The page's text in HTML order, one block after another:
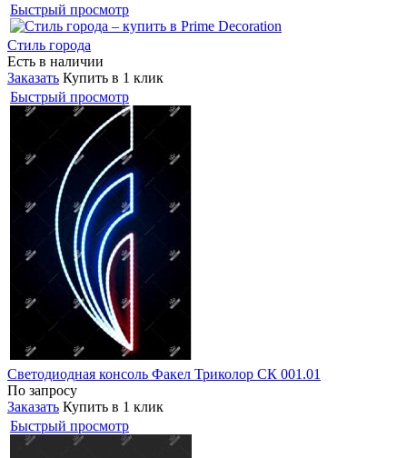
Быстрый просмотр
Стиль города
Есть в наличии
Заказать Купить в 1 клик
Быстрый просмотр
Светодиодная консоль Факел Триколор СК 001.01
По запросу
Заказать Купить в 1 клик
Быстрый просмотр